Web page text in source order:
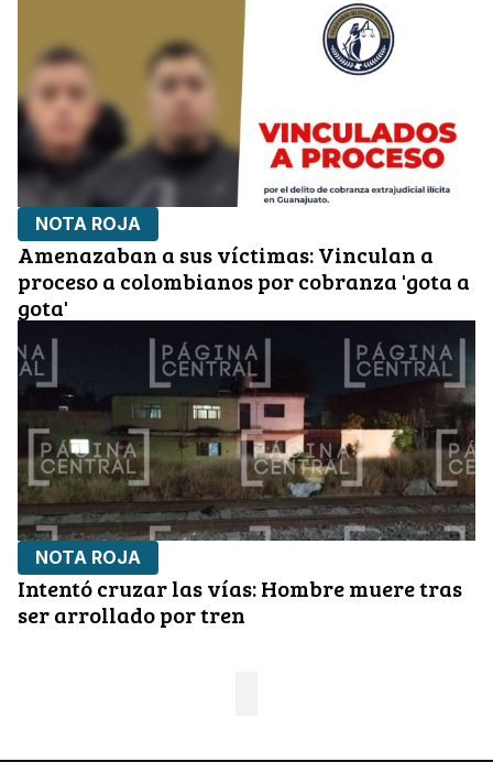
NOTA ROJA
Amenazaban a sus víctimas: Vinculan a
proceso a colombianos por cobranza 'gota a
gota'
NOTA ROJA
Intentó cruzar las vías: Hombre muere tras
ser arrollado por tren